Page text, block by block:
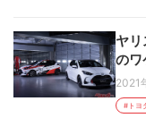
ヤ
のワ
2021
#トヨ